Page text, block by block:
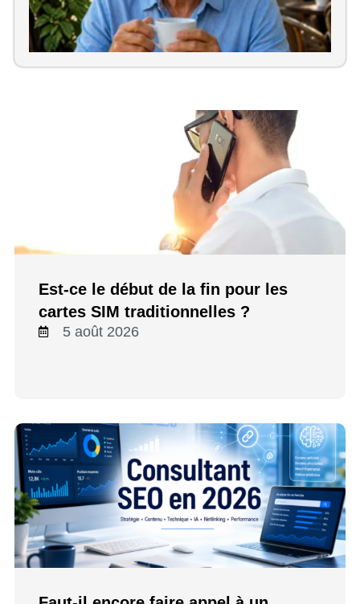
Est-ce le début de la fin pour les
cartes SIM traditionnelles ?
5 août 2026